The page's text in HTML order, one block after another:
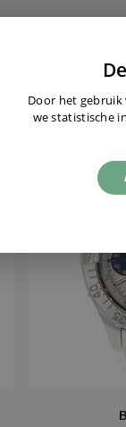
Door het gebruik
we statistische